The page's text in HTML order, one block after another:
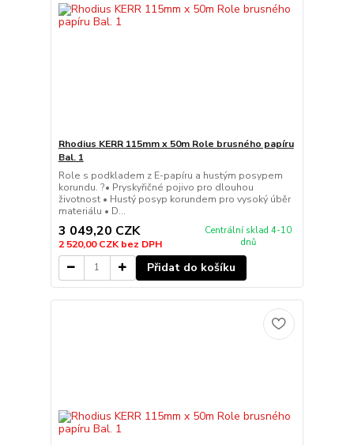
Rhodius KERR 115mm x 50m Role brusného papíru
Bal. 1
Role s podkladem z E-papíru a hustým posypem
korundu. ?• Pryskyřičné pojivo pro dlouhou
životnost • Hustý posyp korundem pro vysoký úběr
materiálu • D...
3 049,20 CZK
2 520,00 CZKbez DPH
Centrální sklad 4-10
dnů
Přidat do košíku